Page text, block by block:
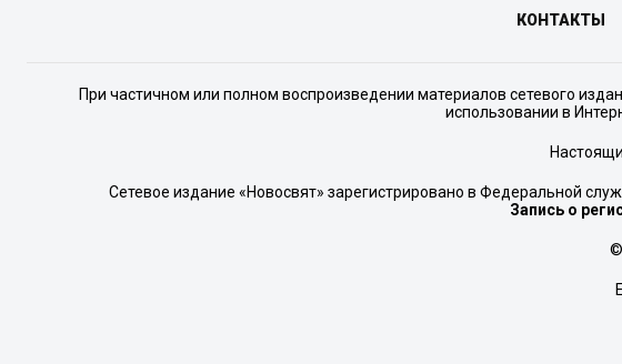
КОНТАКТЫ
При частичном или полном воспроизведении материалов сетевого
использовании в
Сетевое издание «Новосвят» зарегистрировано в Федеральной
Запись о
©